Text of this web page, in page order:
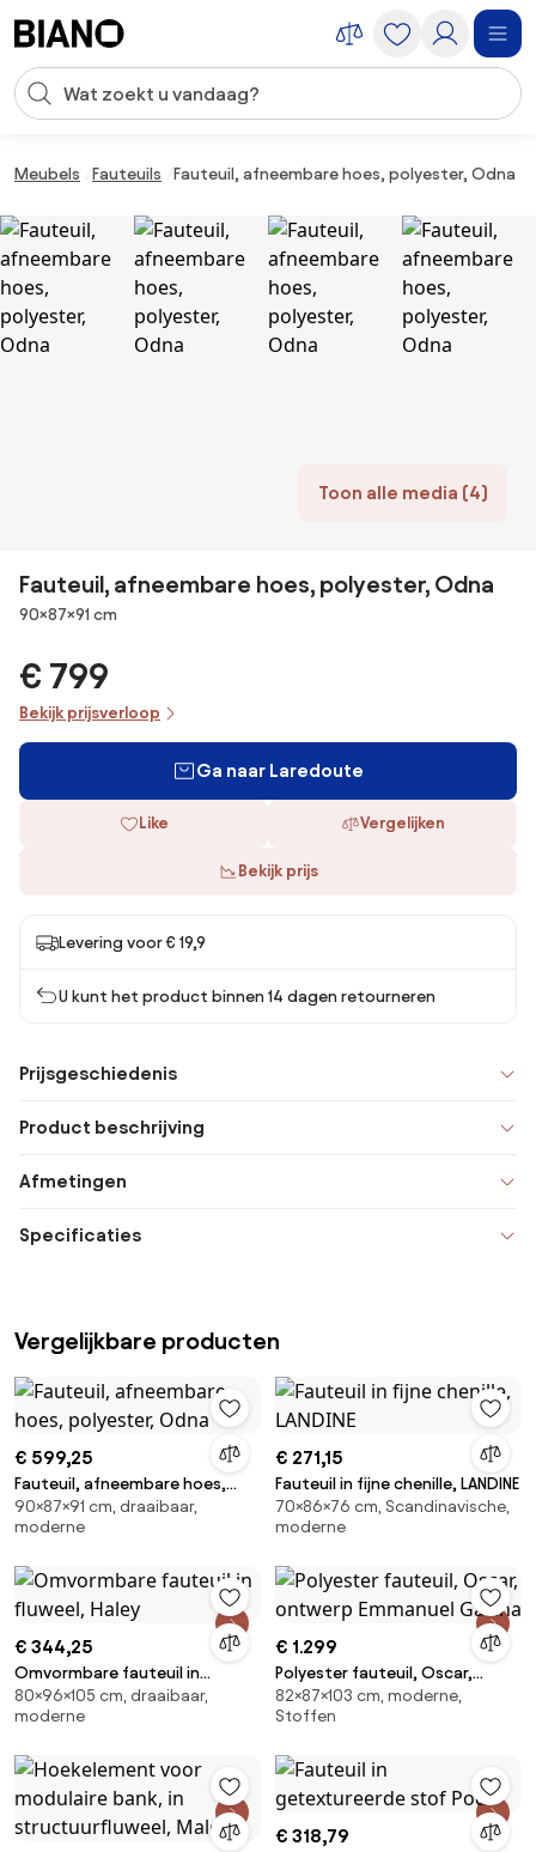
Zoekopdracht invoeren
Meubels Fauteuils Fauteuil, afneembare hoes, polyester, Odna
Toon alle media (4)
Fauteuil, afneembare hoes, polyester, Odna
Afmetingen
90×87×91 cm
€ 799
Bekijk prijsverloop
Ga naar Laredoute
Like Vergelijken
Bekijk prijs
Levering voor € 19,9
U kunt het product binnen 14 dagen retourneren
Prijsgeschiedenis
Product beschrijving
Afmetingen
Specificaties
Vergelijkbare producten
€ 599,25
Fauteuil, afneembare hoes,
polyester, Odna
90×87×91 cm, draaibaar,
moderne
€ 271,15
Fauteuil in fijne chenille, LANDINE
70×86×76 cm, Scandinavische,
moderne
€ 344,25
Omvormbare fauteuil in
fluweel, Haley
80×96×105 cm, draaibaar,
moderne
€ 1.299
Polyester fauteuil, Oscar,
ontwerp Emmanuel Gallina
82×87×103 cm, moderne,
Stoffen
€ 318,79